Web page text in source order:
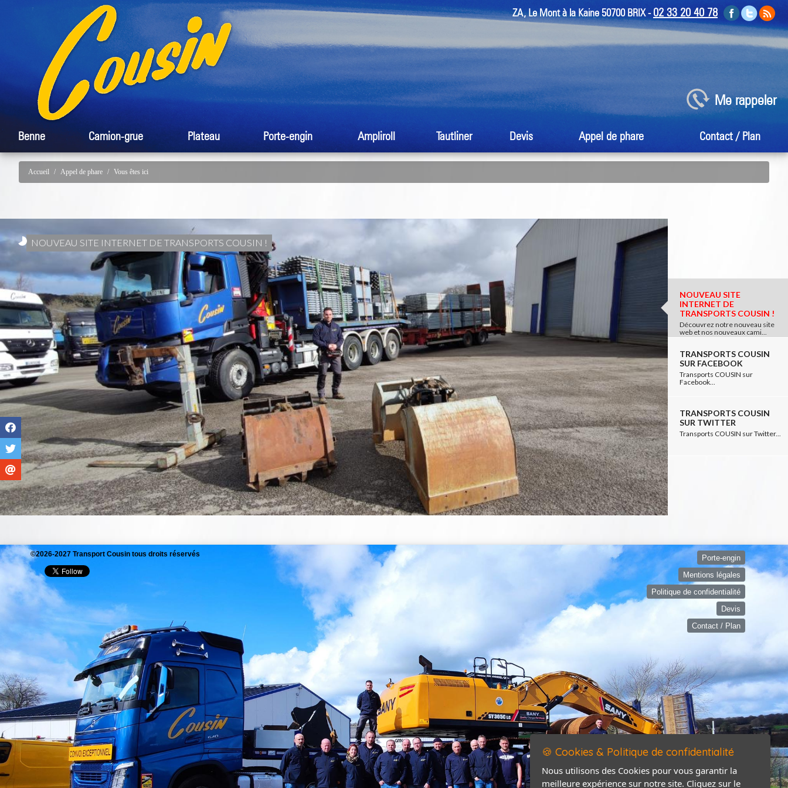
Benne Camion-grue Plateau Porte-engin Ampliroll Tautliner Devis Appel de phare Contact / Plan
Me rappeler
ZA, Le Mont à la Kaine 50700 BRIX -02 33 20 40 78
Accueil Appel de phare Vous êtes ici
NOUVEAU SITE INTERNET DE TRANSPORTS COUSIN !
NOUVEAU SITE
INTERNET DE
TRANSPORTS COUSIN !
Découvrez notre nouveau site
web et nos nouveaux cami...
TRANSPORTS COUSIN
SUR FACEBOOK
Transports COUSIN sur
Facebook...
TRANSPORTS COUSIN
SUR TWITTER
Transports COUSIN sur Twitter...
©2026-2027 Transport Cousin tous droits réservés
Porte-engin
Mentions légales
Politique de confidentialité
Devis
Contact / Plan
🍪 Cookies & Politique de confidentialité
Nous utilisons des Cookies pour vous garantir la
meilleure expérience sur notre site. Cliquez sur le